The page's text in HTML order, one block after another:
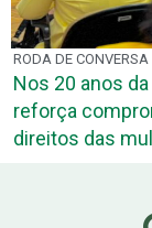
RODA DE CONVERSA
Nos 20 anos
reforça
direitos das